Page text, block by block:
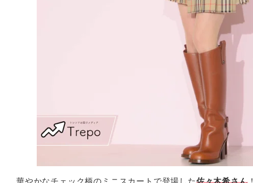
華やかなチェック柄のミニスカートで登場した佐々木希さん！